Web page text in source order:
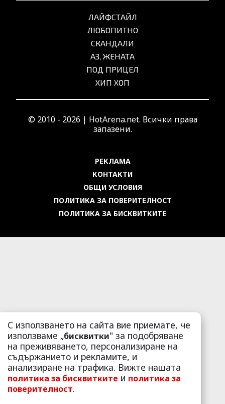
С използването на сайта вие приемате, че
използваме „бисквитки" за подобряване
на преживяването, персонализиране на
съдържанието и рекламите, и
анализиране на трафика. Вижте нашата
политика за бисквитките и политика за
поверителност.
ЛАЙФСТАЙЛ
ЛЮБОПИТНО
СКАНДАЛИ
АЗ, ЖЕНАТА
ПОД ПРИЦЕЛ
ХИП ХОП
© 2010 - 2026 | HotArena.net. Всички права
запазени.
РЕКЛАМА
КОНТАКТИ
ОБЩИ УСЛОВИЯ
ПОЛИТИКА ЗА ПОВЕРИТЕЛНОСТ
ПОЛИТИКА ЗА БИСКВИТКИТЕ